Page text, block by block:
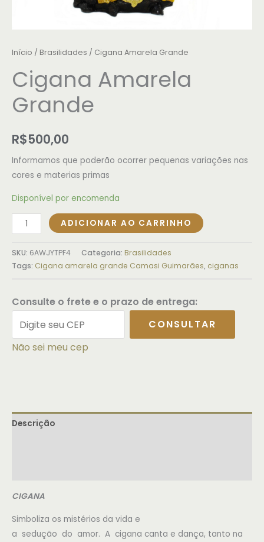
Início / Brasilidades / Cigana Amarela Grande
Cigana Amarela
Grande
R$500,00
Informamos que poderão ocorrer pequenas variações nas
cores e materias primas
Disponível por encomenda
ADICIONAR AO CARRINHO
SKU: 6AWJYTPF4 Categoria: Brasilidades
Tags: Cigana amarela grande Camasi Guimarães, ciganas
Consulte o frete e o prazo de entrega:
CONSULTAR
Não sei meu cep
Descrição
CIGANA
Simboliza os mistérios da vida e
a sedução do amor. A cigana canta e dança, tanto na